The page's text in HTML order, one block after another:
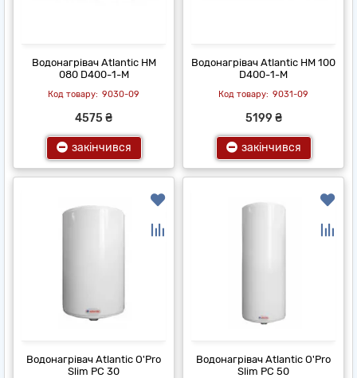
Водонагрівач Atlantic HM
080 D400-1-M
9030-09
4575 ₴
закінчився
Водонагрівач Atlantic HM 100
D400-1-M
9031-09
5199 ₴
закінчився
Водонагрівач Atlantic O'Pro
Slim PC 30
Водонагрівач Atlantic O'Pro
Slim PC 50